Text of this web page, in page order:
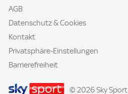
AGB
Datenschutz & Cookies
Kontakt
Privatsphäre-Einstellungen
Barrierefreiheit
© 2026 Sky Sport